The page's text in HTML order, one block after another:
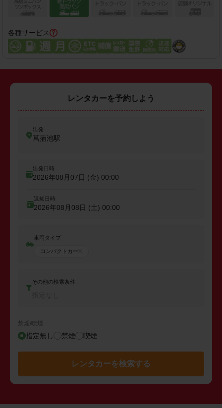
各種サービス
レンタカーを予約しよう
出発
菖蒲池駅
出発日時
2026年08月07日 (金) 00:00
返却日時
2026年08月08日 (土) 00:00
車両タイプ
コンパクトカー
その他の検索条件
禁煙/喫煙
指定無し 禁煙 喫煙
レンタカーを検索する